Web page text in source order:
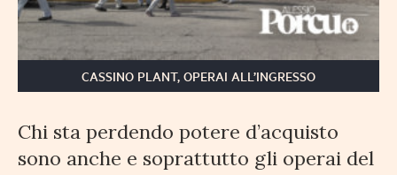
CASSINO PLANT, OPERAI ALL’INGRESSO
Chi sta perdendo potere d’acquisto
sono anche e soprattutto gli operai del